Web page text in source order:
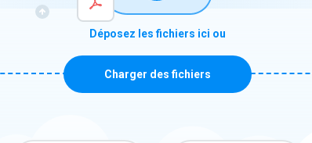
Déposez les fichiers ici ou
Charger des fichiers